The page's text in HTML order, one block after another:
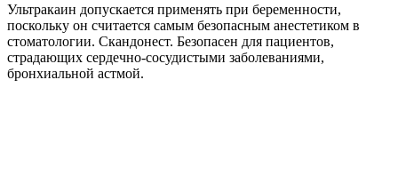
Ультракаин допускается применять при беременности,
поскольку он считается самым безопасным анестетиком в
стоматологии. Скандонест. Безопасен для пациентов,
страдающих сердечно-сосудистыми заболеваниями,
бронхиальной астмой.